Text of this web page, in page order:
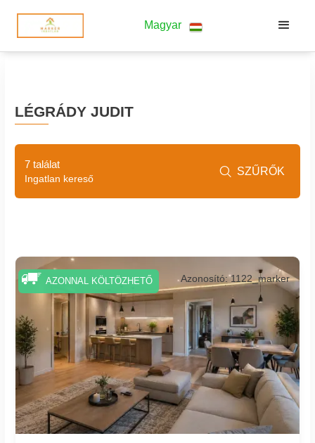
Magyar
LÉGRÁDY JUDIT
Azonosító: 1122_marker
AZONNAL KÖLTÖZHETŐ
7 találat
Ingatlan kereső
 SZŰRŐK